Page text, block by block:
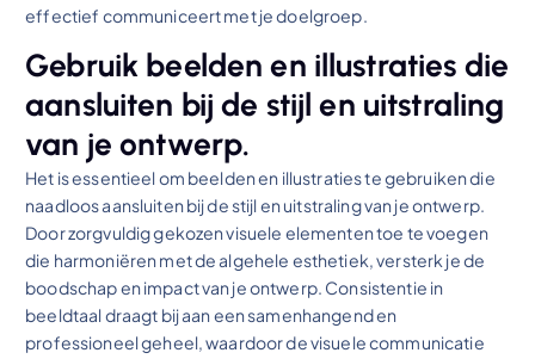
effectief communiceert met je doelgroep.
Gebruik beelden en illustraties die
aansluiten bij de stijl en uitstraling
van je ontwerp.
Het is essentieel om beelden en illustraties te gebruiken die
naadloos aansluiten bij de stijl en uitstraling van je ontwerp.
Door zorgvuldig gekozen visuele elementen toe te voegen
die harmoniëren met de algehele esthetiek, versterk je de
boodschap en impact van je ontwerp. Consistentie in
beeldtaal draagt bij aan een samenhangend en
professioneel geheel, waardoor de visuele communicatie